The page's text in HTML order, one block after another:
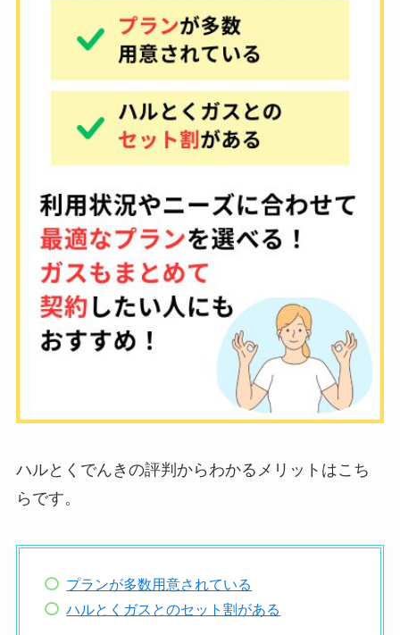
ハルとくでんきの評判からわかるメリットはこち
らです。
プランが多数用意されている
ハルとくガスとのセット割がある